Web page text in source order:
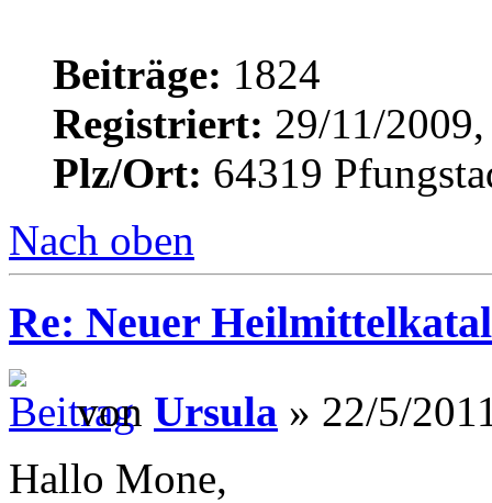
Beiträge: 1824
Registriert: 29/11/
Plz/Ort: 64319
Nach oben
Re: Neuer
von Ursula » 22/5/
Hallo Mone,